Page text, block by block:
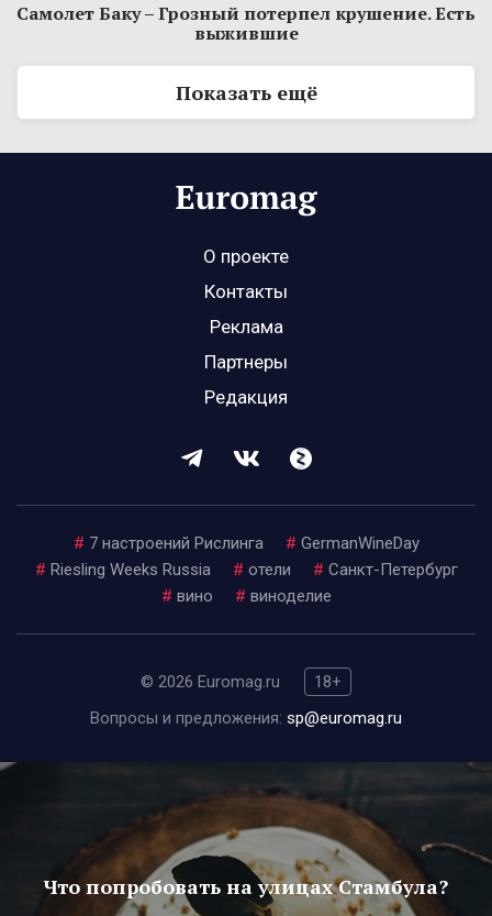
Самолет Баку – Грозный потерпел крушение. Есть
выжившие
Показать ещё
О проекте
Контакты
Реклама
Партнеры
Редакция
# 7 настроений Рислинга # GermanWineDay
# Riesling Weeks Russia # отели # Санкт-Петербург
# вино # виноделие
© 2026 Euromag.ru
18+
Вопросы и предложения: sp@euromag.ru
Что попробовать на улицах Стамбула?